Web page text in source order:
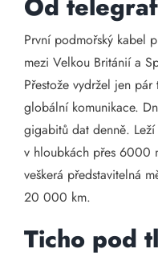
První podmořský kabel
mezi Velkou Británií a
Přestože vydržel jen
globální komunikace.
gigabitů dat denně.
v hloubkách přes 6000
veškerá představitelná
20 000 km.
Ticho pod